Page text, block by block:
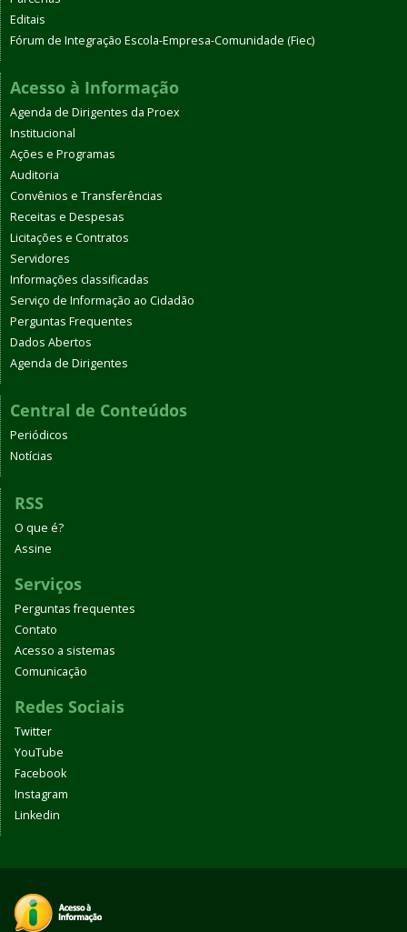
Editais
Fórum de Integração Escola-Empresa-Comunidade (Fiec)
Acesso à Informação
Agenda de Dirigentes da Proex
Institucional
Ações e Programas
Auditoria
Convênios e Transferências
Receitas e Despesas
Licitações e Contratos
Servidores
Informações classificadas
Serviço de Informação ao Cidadão
Perguntas Frequentes
Dados Abertos
Agenda de Dirigentes
Central de Conteúdos
Periódicos
Notícias
RSS
O que é?
Assine
Serviços
Perguntas frequentes
Contato
Acesso a sistemas
Comunicação
Redes Sociais
Twitter
YouTube
Facebook
Instagram
Linkedin